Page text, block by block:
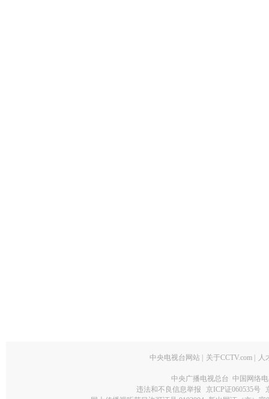
中央电视台网站 关于CCTV.com 人
中央广播电视总台 中国网络
违法和不良信息举报
京ICP证060535号